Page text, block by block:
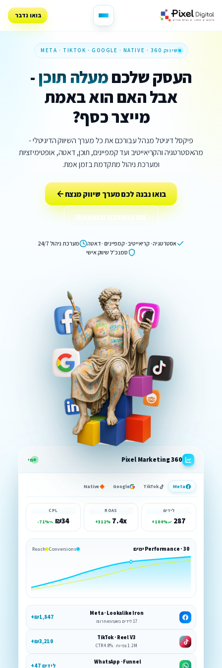
בואו נדבר
שיווק 360 · META · TIKTOK · GOOGLE · NATIVE
העסק שלכםמעלה תוכן-
אבל האם הוא באמת
מייצר כסף?
פיקסל דיגיטל מנהל עבורכם את כל מערך השיווק הדיגיטלי -
מהאסטרטגיה והקריאייטיב ועד קמפיינים, תוכן, דאטה, אופטימיזציות
ומערכת ניהול מתקדמת בזמן אמת.
בואו נבנה לכם מערך שיווק מנצח
צפו במערכת ובתוצאות
אסטרטגיה · קריאייטיב · קמפיינים · דאטה
מערכת ניהול 24/7
סמנכ״ל שיווק אישי
Pixel Marketing 360 חי
Meta
TikTok
Google
Native
287
7.4x
₪34
Performance · 30 ימים Conversions
Reach
Meta · Lookalike Iron
+₪1,847
TikTok · Reel V3
+₪3,210
WhatsApp · Funnel